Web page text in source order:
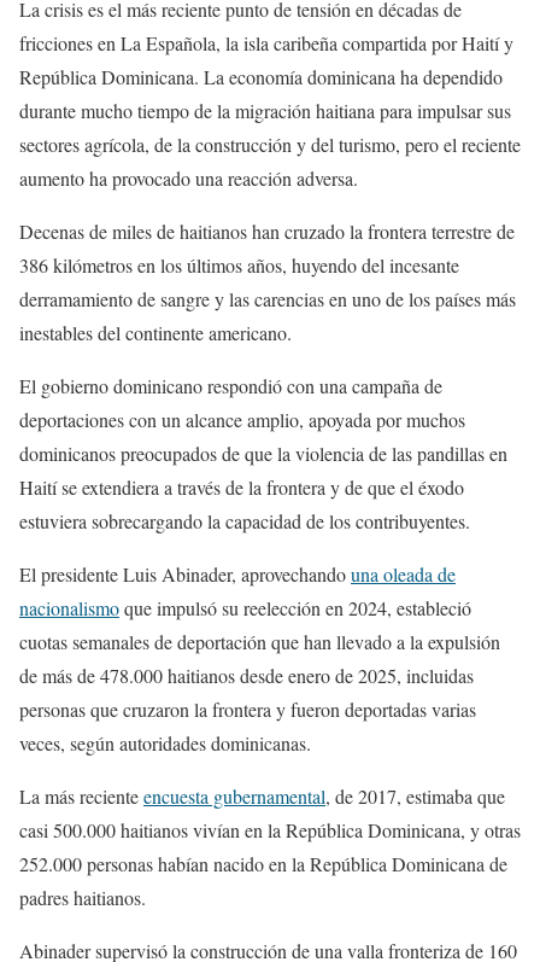
La crisis es el más reciente punto de tensión en décadas de
fricciones en La Española, la isla caribeña compartida por Haití y
República Dominicana. La economía dominicana ha dependido
durante mucho tiempo de la migración haitiana para impulsar sus
sectores agrícola, de la construcción y del turismo, pero el reciente
aumento ha provocado una reacción adversa.
Decenas de miles de haitianos han cruzado la frontera terrestre de
386 kilómetros en los últimos años, huyendo del incesante
derramamiento de sangre y las carencias en uno de los países más
inestables del continente americano.
El gobierno dominicano respondió con una campaña de
deportaciones con un alcance amplio, apoyada por muchos
dominicanos preocupados de que la violencia de las pandillas en
Haití se extendiera a través de la frontera y de que el éxodo
estuviera sobrecargando la capacidad de los contribuyentes.
El presidente Luis Abinader, aprovechandouna oleada de
nacionalismoque impulsó su reelección en 2024, estableció
cuotas semanales de deportación que han llevado a la expulsión
de más de 478.000 haitianos desde enero de 2025, incluidas
personas que cruzaron la frontera y fueron deportadas varias
veces, según autoridades dominicanas.
La más recienteencuesta gubernamental, de 2017, estimaba que
casi 500.000 haitianos vivían en la República Dominicana, y otras
252.000 personas habían nacido en la República Dominicana de
padres haitianos.
Abinader supervisó la construcción de una valla fronteriza de 160